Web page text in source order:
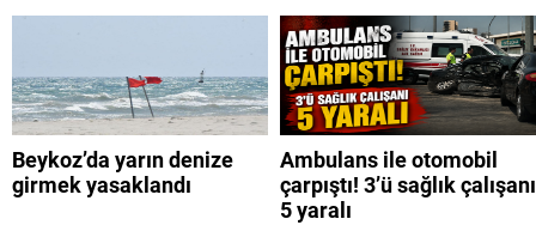
Beykoz’da yarın denize
girmek yasaklandı
Ambulans ile otomobil
çarpıştı! 3’ü sağlık çalışanı
5 yaralı